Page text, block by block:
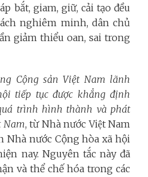
bắt, giam, giữ, cải tạo đều
nghiêm minh, dân chủ
giảm thiểu oan, sai trong
Cộng sản Việt Nam lãnh
tiếp tục được khẳng định
trình hình thành và phát
Nam, từ Nhà nước Việt Nam
Nhà nước Cộng hòa xã hội
nay. Nguyên tắc này đã
và thể chế hóa trong các